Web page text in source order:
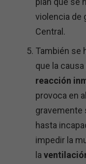
violencia de
Central.
También se
que la
reacción
provoca en
gravemente
hasta
impedir la
la